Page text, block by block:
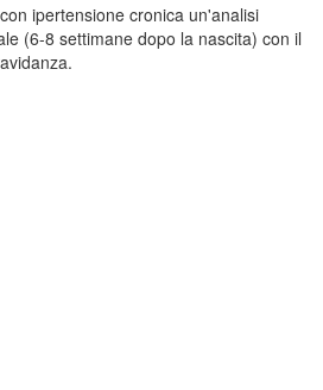
ipertensione cronica un'analisi
(6-8 settimane dopo la nascita) con il